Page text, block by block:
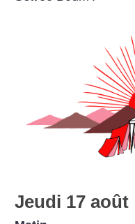
Jeudi 17 août